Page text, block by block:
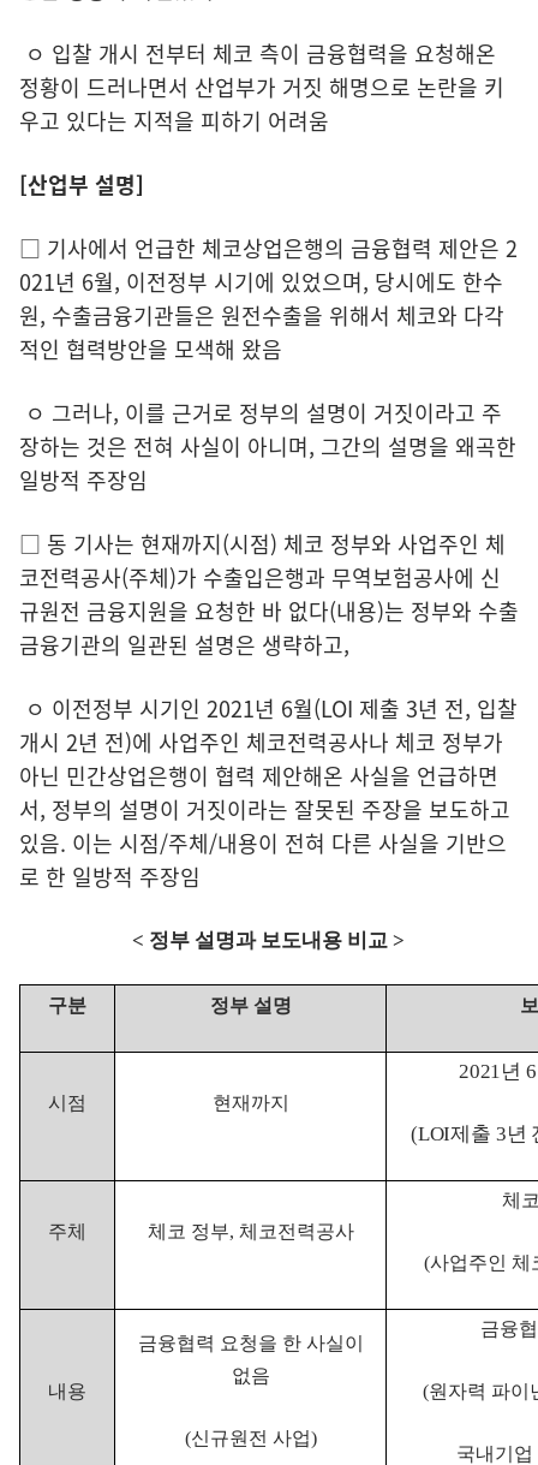
ㅇ 입찰 개시 전부터 체코 측이 금융협력을 요청해온
정황이 드러나면서 산업부가 거짓 해명으로 논란을 키
우고 있다는 지적을 피하기 어려움
[산업부 설명]
□ 기사에서 언급한 체코상업은행의 금융협력 제안은 2
021년 6월, 이전정부 시기에 있었으며, 당시에도 한수
원, 수출금융기관들은 원전수출을 위해서 체코와 다각
적인 협력방안을 모색해 왔음
ㅇ 그러나, 이를 근거로 정부의 설명이 거짓이라고 주
장하는 것은 전혀 사실이 아니며, 그간의 설명을 왜곡한
일방적 주장임
□ 동 기사는 현재까지(시점) 체코 정부와 사업주인 체
코전력공사(주체)가 수출입은행과 무역보험공사에 신
규원전 금융지원을 요청한 바 없다(내용)는 정부와 수출
금융기관의 일관된 설명은 생략하고,
ㅇ 이전정부 시기인 2021년 6월(LOI 제출 3년 전, 입찰
개시 2년 전)에 사업주인 체코전력공사나 체코 정부가
아닌 민간상업은행이 협력 제안해온 사실을 언급하면
서, 정부의 설명이 거짓이라는 잘못된 주장을 보도하고
있음. 이는 시점/주체/내용이 전혀 다른 사실을 기반으
로 한 일방적 주장임
< 정부 설명과 보도내용 비교>
구분 정부 설명
시점 현재까지
2021년6
(LOI제출 3년
주체 체코 정부, 체코전력공사
체
(사업주인 체
내용
금융협력 요청을 한 사실이
없음
(신규원전 사업)
금융
(원자력 파이
국내기